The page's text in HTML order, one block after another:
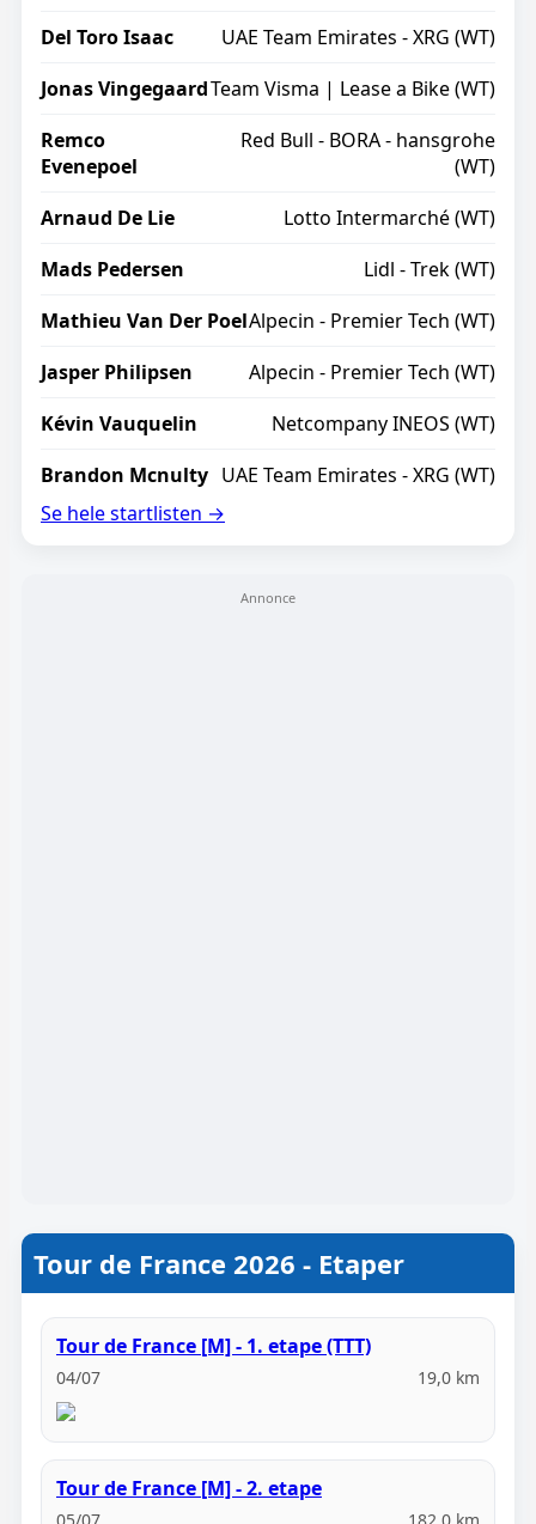
Del Toro Isaac
UAE Team Emirates - XRG (WT)
Jonas VingegaardTeam Visma | Lease a Bike (WT)
Remco
Evenepoel
Red Bull - BORA - hansgrohe
(WT)
Arnaud De Lie
Lotto Intermarché (WT)
Mads Pedersen
Lidl - Trek (WT)
Mathieu Van Der PoelAlpecin - Premier Tech (WT)
Jasper Philipsen
Alpecin - Premier Tech (WT)
Kévin Vauquelin
Netcompany INEOS (WT)
Brandon Mcnulty UAE Team Emirates - XRG (WT)
Se hele startlisten →
Tour de France 2026 - Etaper
Tour de France [M] - 1. etape (TTT)
04/07 19,0 km
Tour de France [M] - 2. etape
05/07 182,0 km